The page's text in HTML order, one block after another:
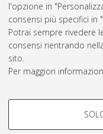
l'opzione in
consensi più specifici
Potrai sempre rivedere
consensi rientrando
sito.
Per maggiori
COOKIE DI
Rss 1.0
Rss 2.0
AMS Laurea
Impostazioni Cookie
Informativa sulla
Condizioni d’uso del